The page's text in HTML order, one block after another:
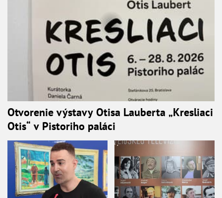
Otvorenie výstavy Otisa Lauberta „Kresliaci
Otis“ v Pistoriho paláci